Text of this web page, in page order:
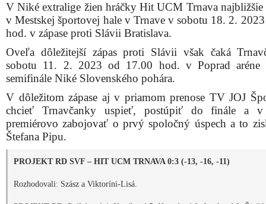
V Niké extralige žien hráčky Hit UCM Trnava najbližšie
v Mestskej športovej hale v Trnave v sobotu 18. 2.
hod. v zápase proti Slávii Bratislava.
Oveľa dôležitejší zápas proti Slávii však čaká
sobotu 11. 2. 2023 od 17.00 hod. v Poprad aréne
semifinále Niké Slovenského pohára.
V dôležitom zápase aj v priamom prenose TV JOJ
chcieť Trnavčanky uspieť, postúpiť do finále a v
premiérovo zabojovať o prvý spoločný úspech a to
Štefana Pipu.
PROJEKT RD SVF – HIT UCM TRNAVA 0:3 (-13, -16, -11)
Rozhodovali: Szász a Viktoríni-Lisá.